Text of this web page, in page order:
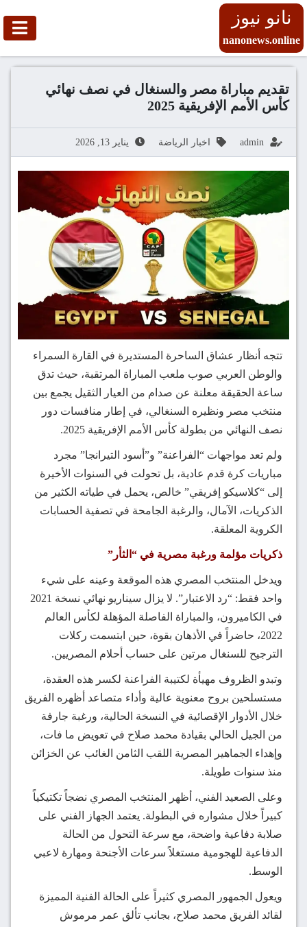
نانو نيوز
nanonews.online
تقديم مباراة مصر والسنغال في نصف نهائي
كأس الأمم الإفريقية 2025
admin اخبار الرياضة يناير 13, 2026
تتجه أنظار عشاق الساحرة المستديرة في القارة السمراء
والوطن العربي صوب ملعب المباراة المرتقبة، حيث تدق
ساعة الحقيقة معلنة عن صدام من العيار الثقيل يجمع بين
منتخب مصر ونظيره السنغالي، في إطار منافسات دور
نصف النهائي من بطولة كأس الأمم الإفريقية 2025.
ولم تعد مواجهات “الفراعنة” و”أسود التيرانجا” مجرد
مباريات كرة قدم عادية، بل تحولت في السنوات الأخيرة
إلى “كلاسيكو إفريقي” خالص، يحمل في طياته الكثير من
الذكريات، الآمال، والرغبة الجامحة في تصفية الحسابات
الكروية المعلقة.
ذكريات مؤلمة ورغبة مصرية في “الثأر”
ويدخل المنتخب المصري هذه الموقعة وعينه على شيء
واحد فقط: “رد الاعتبار”. لا يزال سيناريو نهائي نسخة 2021
في الكاميرون، والمباراة الفاصلة المؤهلة لكأس العالم
2022، حاضراً في الأذهان بقوة، حين ابتسمت ركلات
الترجيح للسنغال مرتين على حساب أحلام المصريين.
وتبدو الظروف مهيأة لكتيبة الفراعنة لكسر هذه العقدة،
مستسلحين بروح معنوية عالية وأداء متصاعد أظهره الفريق
خلال الأدوار الإقصائية في النسخة الحالية، ورغبة جارفة
من الجيل الحالي بقيادة محمد صلاح في تعويض ما فات،
وإهداء الجماهير المصرية اللقب الثامن الغائب عن الخزائن
منذ سنوات طويلة.
وعلى الصعيد الفني، أظهر المنتخب المصري نضجاً تكتيكياً
كبيراً خلال مشواره في البطولة. يعتمد الجهاز الفني على
صلابة دفاعية واضحة، مع سرعة التحول من الحالة
الدفاعية للهجومية مستغلاً سرعات الأجنحة ومهارة لاعبي
الوسط.
ويعول الجمهور المصري كثيراً على الحالة الفنية المميزة
لقائد الفريق محمد صلاح، بجانب تألق عمر مرموش